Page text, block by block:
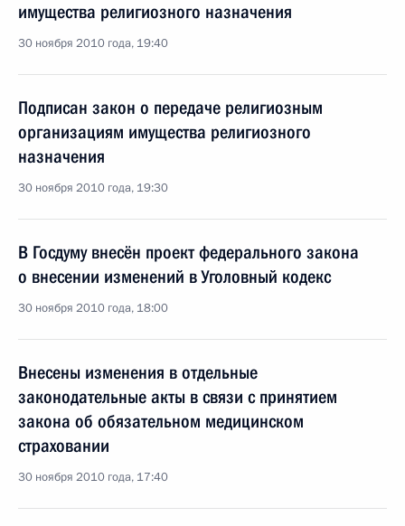
имущества религиозного назначения
30 ноября 2010 года, 19:40
Подписан закон о передаче религиозным
организациям имущества религиозного
назначения
30 ноября 2010 года, 19:30
В Госдуму внесён проект федерального закона
о внесении изменений в Уголовный кодекс
30 ноября 2010 года, 18:00
Внесены изменения в отдельные
законодательные акты в связи с принятием
закона об обязательном медицинском
страховании
30 ноября 2010 года, 17:40